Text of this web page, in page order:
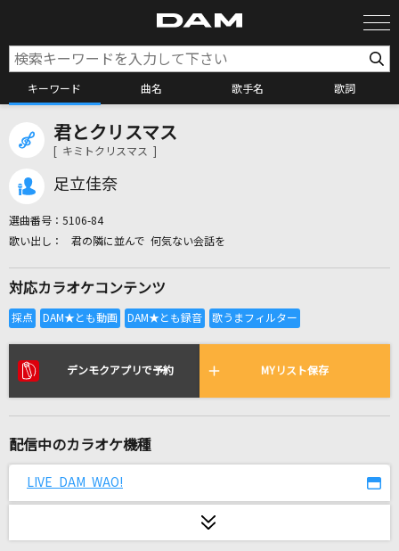
キーワード 曲名 歌手名 歌詞
カラオケ検索
全国りれき
リアルタイムで歌われている曲の一覧
プラトー
INVOKE-インヴォーク-
君とクリスマス
[ キミトクリスマス ]
足立佳奈
選曲番号： 5106-84
君の隣に並んで 何気ない会話を
対応カラオケコンテンツ
デンモクアプリで予約 MYリスト保存
配信中のカラオケ機種
LIVE DAM WAO!